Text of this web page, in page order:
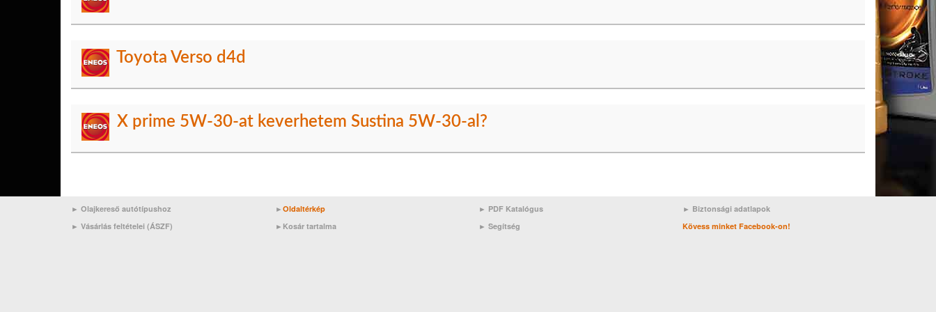
Toyota Verso d4d
X prime 5W-30-at keverhetem Sustina 5W-30-al?
► Olajkereső autótípushoz
► Vásárlás feltételei (ÁSZF)
► Oldaltérkép
► Kosár tartalma
► PDF Katalógus
► Segítség
► Biztonsági adatlapok
Kövess minket Facebook-on!